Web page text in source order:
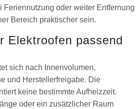
Feriennutzung oder weiter Entfernung
Bereich praktischer sein.
Elektroofen passend
sich nach Innenvolumen,
und Herstellerfreigabe. Die
keine bestimmte Aufheizzeit.
oder ein zusätzlicher Raum